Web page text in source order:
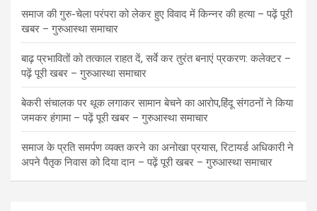
समाज की गुरु-चेला परंपरा को लेकर हुए विवाद में किन्नर की हत्या – पढ़ें पूरी
खबर – गुरुआस्था समाचार
बाढ़ प्रभावितों को तत्काल राहत दें, सर्वे कर तुरंत बनाएं प्रकरण: कलेक्टर –
पढ़ें पूरी खबर – गुरुआस्था समाचार
बेकरी संचालक पर थूक लगाकर सामान बेचने का आरोप,हिंदू संगठनों ने किया
जमकर हंगामा – पढ़ें पूरी खबर – गुरुआस्था समाचार
समाज के प्रति समर्पण व्यक्त करने का अनोखा प्रयास, रिटायर्ड अधिकारी ने
अपने पैतृक निवास को दिया दान – पढ़ें पूरी खबर – गुरुआस्था समाचार